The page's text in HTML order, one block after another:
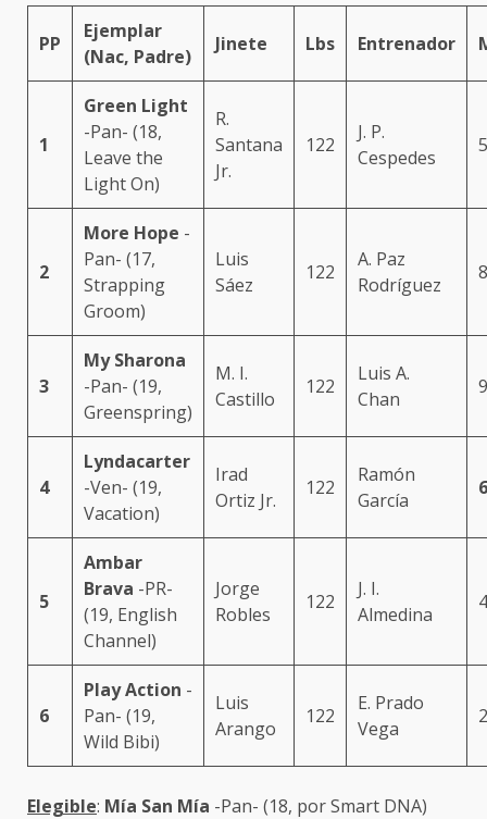
PP
Ejemplar
(Nac, Padre)
Jinete Lbs Entrenador
1
Green Light
-Pan- (18,
Leave the
Light On)
R.
Santana
Jr.
122
J. P.
Cespedes
2
More Hope -
Pan- (17,
Strapping
Groom)
Luis
Sáez
122
A. Paz
Rodríguez
3
My Sharona
-Pan- (19,
Greenspring)
M. I.
Castillo
122
Luis A.
Chan
4
Lyndacarter
-Ven- (19,
Vacation)
Irad
Ortiz Jr.
122
Ramón
García
5
Ambar
Brava -PR-
(19, English
Channel)
Jorge
Robles
122
J. I.
Almedina
6
Play Action -
Pan- (19,
Wild Bibi)
Luis
Arango
122
E. Prado
Vega
Elegible: Mía San Mía -Pan- (18, por Smart DNA)